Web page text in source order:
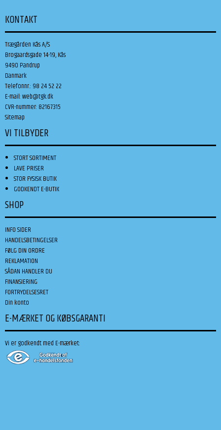
KONTAKT
Trægården Kås A/S
Brogaardsgade 14-19, Kås
9490 Pandrup
Danmark
Telefonnr.: 98 24 52 22
E-mail:web@tgk.dk
CVR-nummer: 82167315
Sitemap
VI TILBYDER
STORT SORTIMENT
LAVE PRISER
STOR FYSISK BUTIK
GODKENDT E-BUTIK
SHOP
INFO SIDER
HANDELSBETINGELSER
FØLG DIN ORDRE
REKLAMATION
SÅDAN HANDLER DU
FINANSIERING
FORTRYDELSESRET
Din konto
E-MÆRKET OG KØBSGARANTI
Vi er godkendt med E-mærket: